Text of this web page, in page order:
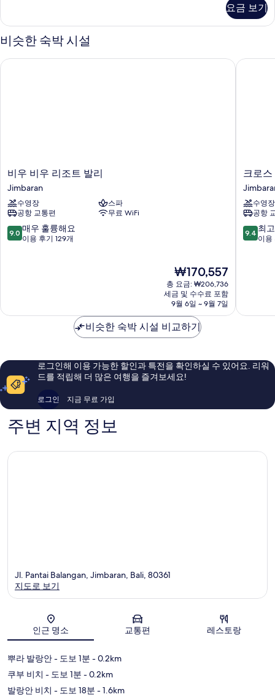
히
보
기
요금 보기
비슷한 숙박 시설
비
우
비
우
리
조
트
비우 비우 리조트 발리
Jimbaran
수영장
스파
공항 교통편
무료 WiFi
10
점
우
요,
용
후
개
9.0 매우 훌륭해요
이용 후기 129개
현
재
요
금
₩170,557
₩170,557
총 요금: ₩206,736
세금 및 수수료 포함
9월 6일 ~ 9월 7일
비우 비우 리조트 발리
크
로
스
발
리
브
레
크로
수영장
공항
10
점
고
용
후
9.4 최
이용
크로스
비슷한 숙박 시설 비교하기
로그인해 이용 가능한 할인과 특전을 확인하실 수 있어요. 리워
드를 적립해 더 많은 여행을 즐겨보세요!
로그인 지금 무료 가입
주변 지역 정보
지도
Jl. Pantai Balangan, Jimbaran, Bali, 80361
지도로 보기
인근 명소 교통편 레스토랑
뿌라 발랑안- 도보 1분 - 0.2km
쿠부 비치 - 도보 1분 - 0.2km
발랑안 비치 - 도보 18분 - 1.6km